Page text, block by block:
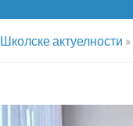
Школске актуелности »